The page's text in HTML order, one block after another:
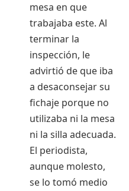
mesa en que
trabajaba este. Al
terminar la
inspección, le
advirtió de que iba
a desaconsejar su
fichaje porque no
utilizaba ni la mesa
ni la silla adecuada.
El periodista,
aunque molesto,
se lo tomó medio